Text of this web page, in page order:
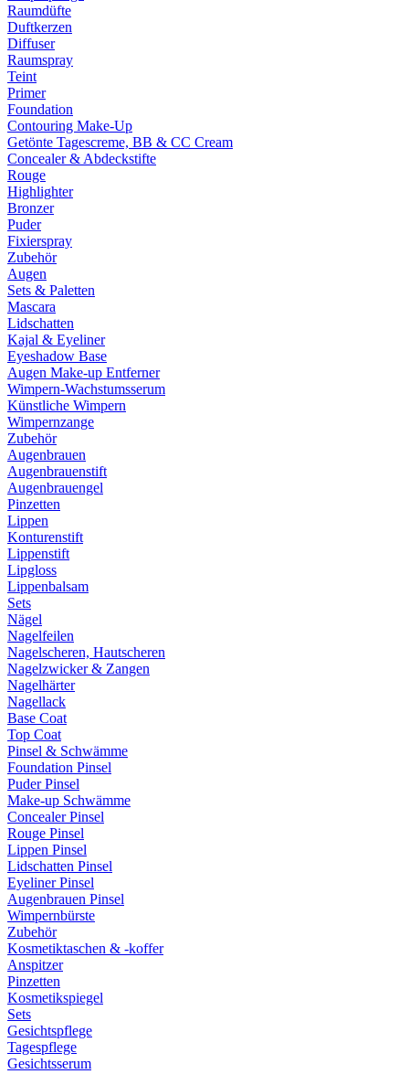
Raumdüfte
Duftkerzen
Diffuser
Raumspray
Teint
Primer
Foundation
Contouring Make-Up
Getönte Tagescreme, BB & CC Cream
Concealer & Abdeckstifte
Rouge
Highlighter
Bronzer
Puder
Fixierspray
Zubehör
Augen
Sets & Paletten
Mascara
Lidschatten
Kajal & Eyeliner
Eyeshadow Base
Augen Make-up Entferner
Wimpern-Wachstumsserum
Künstliche Wimpern
Wimpernzange
Zubehör
Augenbrauen
Augenbrauenstift
Augenbrauengel
Pinzetten
Lippen
Konturenstift
Lippenstift
Lipgloss
Lippenbalsam
Sets
Nägel
Nagelfeilen
Nagelscheren, Hautscheren
Nagelzwicker & Zangen
Nagelhärter
Nagellack
Base Coat
Top Coat
Pinsel & Schwämme
Foundation Pinsel
Puder Pinsel
Make-up Schwämme
Concealer Pinsel
Rouge Pinsel
Lippen Pinsel
Lidschatten Pinsel
Eyeliner Pinsel
Augenbrauen Pinsel
Wimpernbürste
Zubehör
Kosmetiktaschen & -koffer
Anspitzer
Pinzetten
Kosmetikspiegel
Sets
Gesichtspflege
Tagespflege
Gesichtsserum